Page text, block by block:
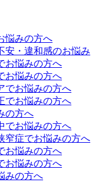
悩みの方へ
安・違和感のお悩み
お悩みの方へ
お悩みの方へ
でお悩みの方へ
でお悩みの方へ
の方へ
でお悩みの方へ
窄症でお悩みの方へ
お悩みの方へ
お悩みの方へ
みの方へ